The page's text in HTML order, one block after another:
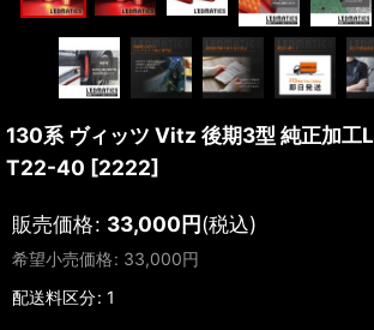
130系 ヴィッツ Vitz 後期3型 純正加工
T22-40 [2222]
販売価格: 33,000円(税込)
希望小売価格: 33,000円
配送料区分: 1